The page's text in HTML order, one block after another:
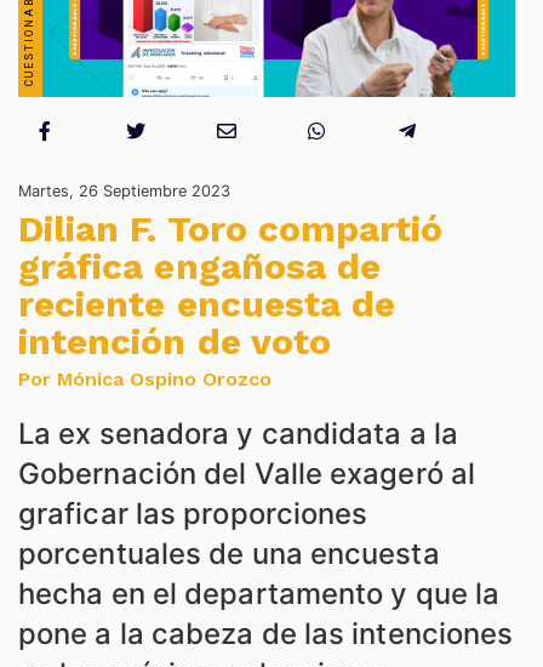
Martes, 26 Septiembre 2023
Dilian F. Toro compartió
gráfica engañosa de
reciente encuesta de
intención de voto
Por Mónica Ospino Orozco
La ex senadora y candidata a la
Gobernación del Valle exageró al
graficar las proporciones
porcentuales de una encuesta
hecha en el departamento y que la
pone a la cabeza de las intenciones